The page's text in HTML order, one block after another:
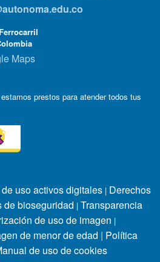
Maps
prestos para atender todos tus
uso activos digitales | Derechos
de bioseguridad | Transparencia
de uso de imagen |
de menor de edad | Política
de uso de cookies